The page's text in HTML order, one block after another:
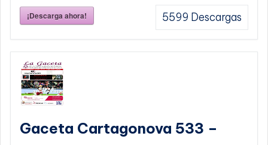
¡Descarga ahora! 5599 Descargas
Gaceta Cartagonova 533 –